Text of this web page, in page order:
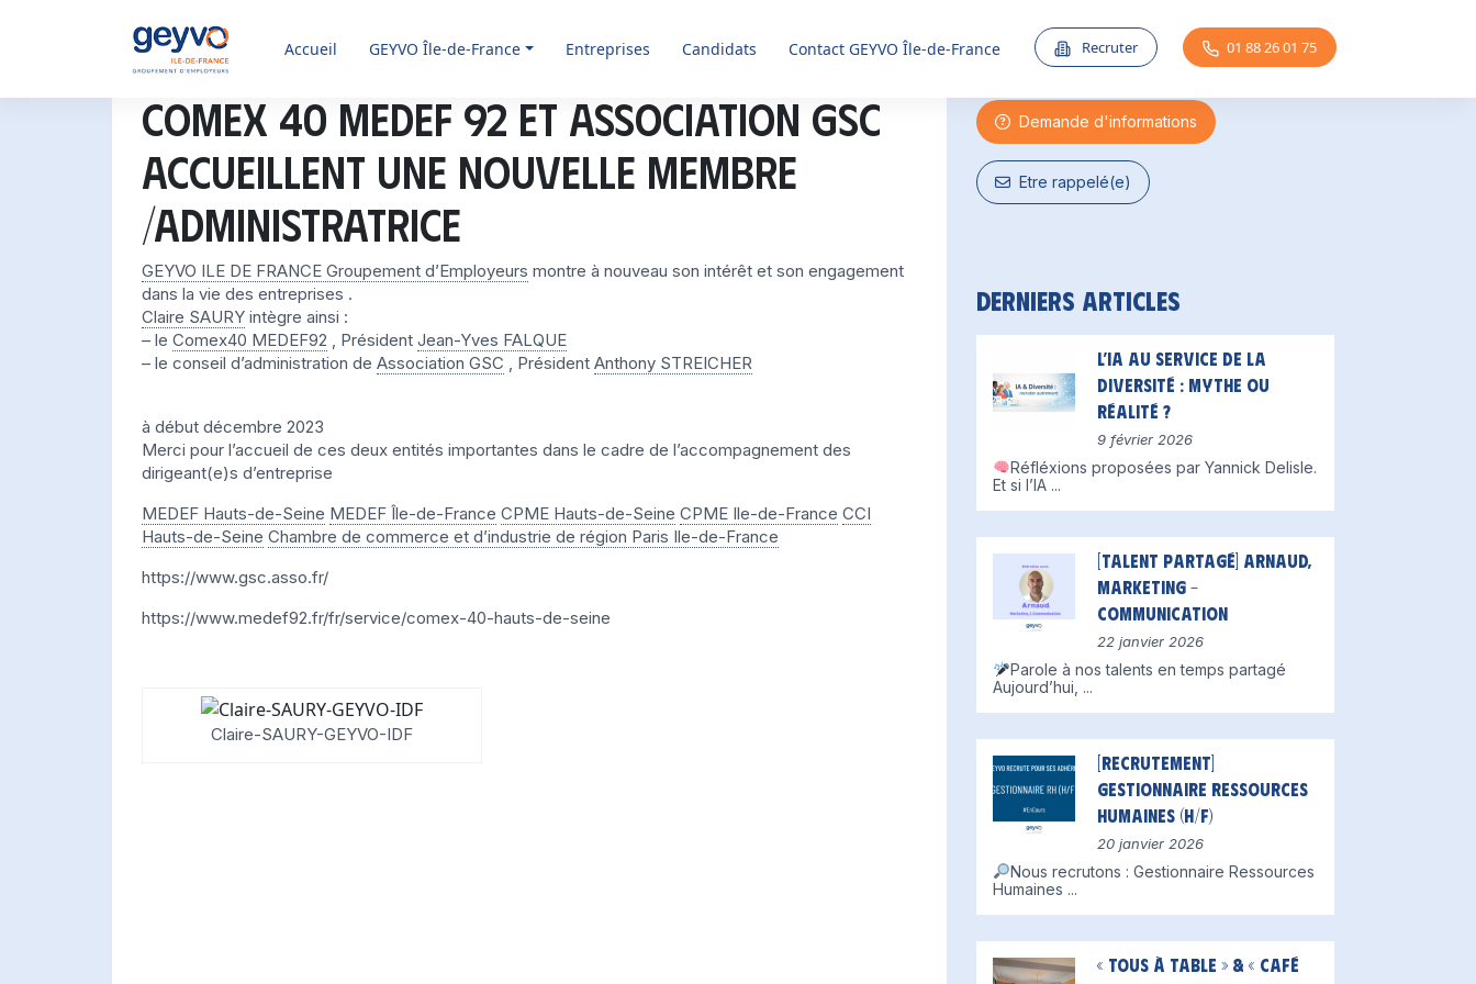
Accueil GEYVOÎle-de-France Entreprises Candidats Contact GEYVO Île-de-France Recruter 01 88 26 01 75
COMEX 40 MEDEF 92 et Association GSC
accueillent une nouvelle membre
/administratrice
GEYVO ILE DE FRANCE Groupement d’Employeurs montre à nouveau son intérêt et son engagement
dans la vie des entreprises .
Claire SAURY intègre ainsi :
– le Comex40 MEDEF92 , Président Jean-Yves FALQUE
– le conseil d’administration de Association GSC , Président Anthony STREICHER
à début décembre 2023
Merci pour l’accueil de ces deux entités importantes dans le cadre de l’accompagnement des
dirigeant(e)s d’entreprise
MEDEF Hauts-de-Seine MEDEF Île-de-France CPME Hauts-de-Seine CPME Ile-de-France CCI
Hauts-de-Seine Chambre de commerce et d’industrie de région Paris Ile-de-France
https://www.gsc.asso.fr/
https://www.medef92.fr/fr/service/comex-40-hauts-de-seine
Claire-SAURY-GEYVO-IDF
Une question ?
Demande d'informations
Etre rappelé(e)
Derniers articles
L’IA au service de la
diversité : mythe ou
réalité ?
9 février 2026
Réfléxions proposées par Yannick Delisle.
Et si l’IA ...
[Talent partagé] Arnaud,
Marketing –
Communication
22 janvier 2026
Parole à nos talents en temps partagé
Aujourd’hui, ...
[Recrutement]
Gestionnaire Ressources
Humaines (H/F)
20 janvier 2026
Nous recrutons : Gestionnaire Ressources
Humaines ...
« Tous à table » & « Café